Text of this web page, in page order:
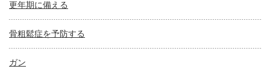
更年期に備える
骨粗鬆症を予防する
ガン